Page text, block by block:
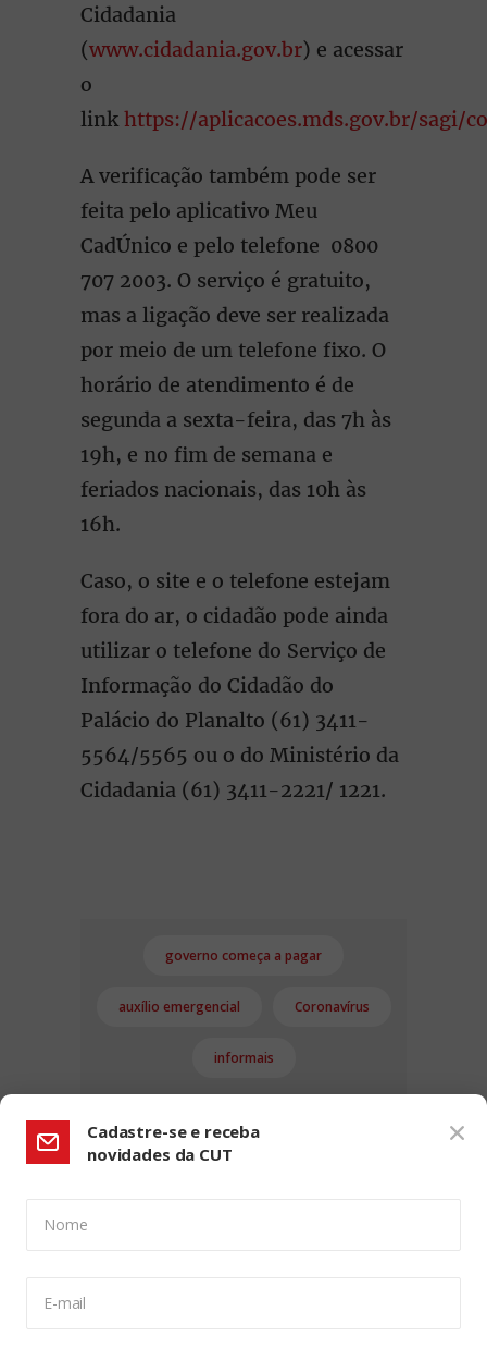
Cidadania
(www.cidadania.gov.br) e acessar
o
link https://aplicacoes.mds.gov.br/sagi/
A verificação também pode ser
feita pelo aplicativo Meu
CadÚnico e pelo telefone 0800
707 2003. O serviço é gratuito,
mas a ligação deve ser realizada
por meio de um telefone fixo. O
horário de atendimento é de
segunda a sexta-feira, das 7h às
19h, e no fim de semana e
feriados nacionais, das 10h às
16h.
Caso, o site e o telefone estejam
fora do ar, o cidadão pode ainda
utilizar o telefone do Serviço de
Informação do Cidadão do
Palácio do Planalto (61) 3411-
5564/5565 ou o do Ministério da
Cidadania (61) 3411-2221/ 1221.
governo começa a pagar
auxílio emergencial Coronavírus
informais
Cadastre-se e receba
novidades da CUT
Nome
E-mail
CONFIGURAÇÃO DE COOKIES: